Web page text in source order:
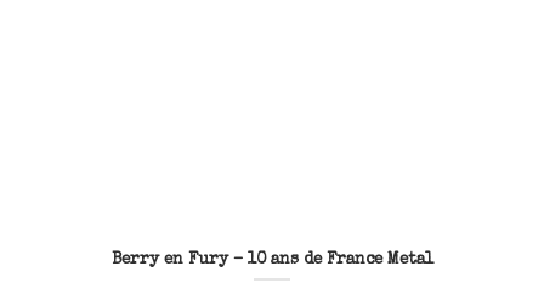
Berry en Fury – 10 ans de France Metal